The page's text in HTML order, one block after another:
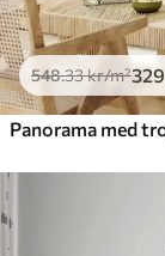
548.33kr/m²329